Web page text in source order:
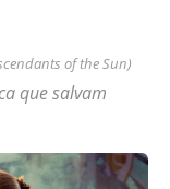
of the Sun)
que salvam